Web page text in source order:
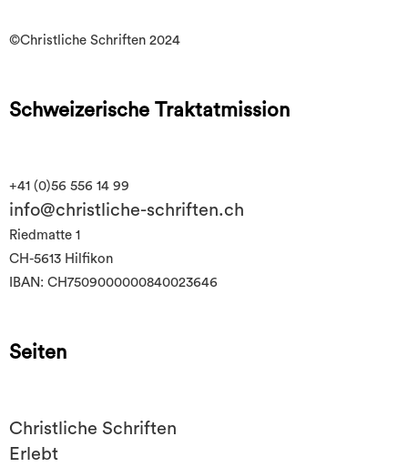
©Christliche Schriften 2024
Schweizerische Traktatmission
+41 (0)56 556 14 99
info@christliche-schriften.ch
Riedmatte 1
CH-5613 Hilfikon
IBAN: CH7509000000840023646
Seiten
Christliche Schriften
Erlebt